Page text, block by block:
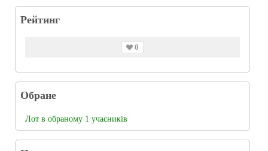
Рейтинг
0
Обране
Лот в обраному 1 учасників